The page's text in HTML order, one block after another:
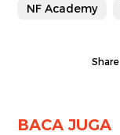
NF Academy
Share
BACA JUGA